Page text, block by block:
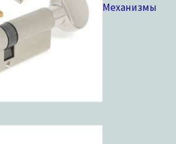
Механизмы